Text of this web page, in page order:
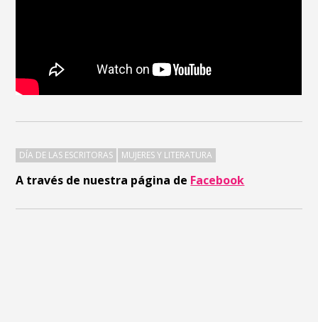
A través de nuestra página de Facebook
DÍA DE LAS ESCRITORAS MUJERES Y LITERATURA